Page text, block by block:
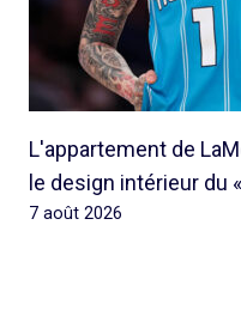
L'appartement de
le design intérieur du
7 août 2026